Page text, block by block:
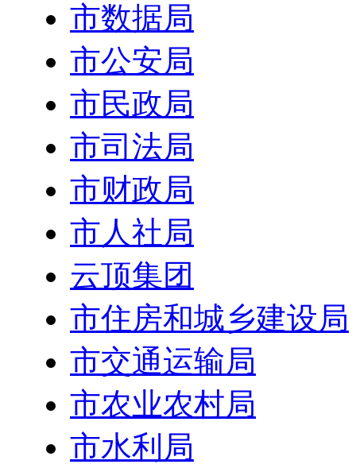
市数据局
市公安局
市民政局
市司法局
市财政局
市人社局
云顶集团
市住房和城乡建设局
市交通运输局
市农业农村局
市水利局